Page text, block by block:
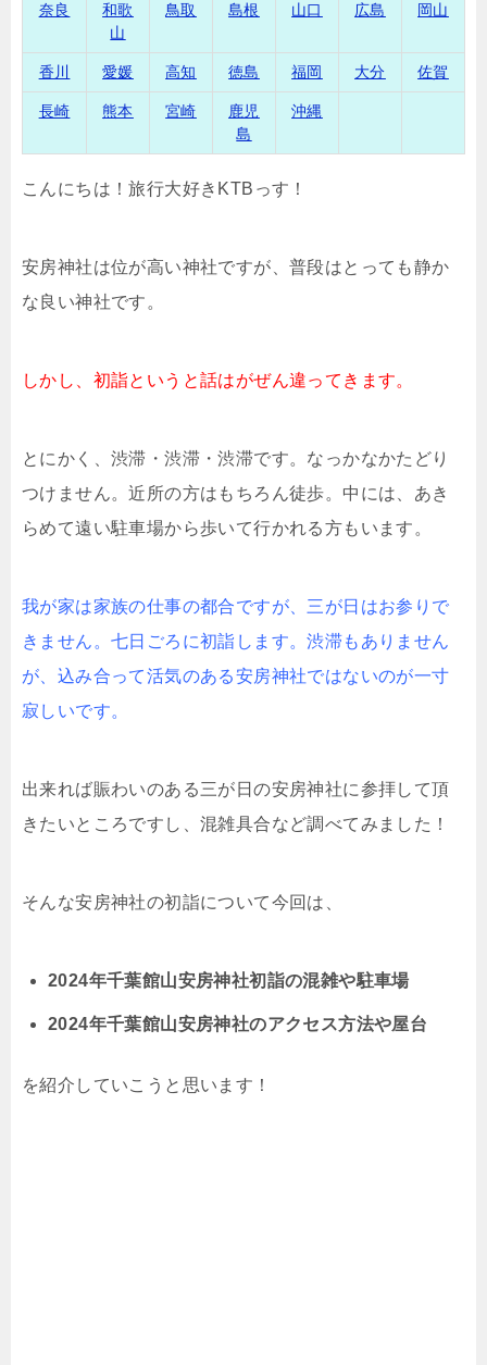
奈良
和歌
山
鳥取 島根 山口 広島 岡山
香川 愛媛 高知 徳島 福岡 大分 佐賀
長崎 熊本 宮崎
鹿児
島
沖縄
こんにちは！旅行大好きKTBっす！
安房神社は位が高い神社ですが、普段はとっても静か
な良い神社です。
しかし、初詣というと話はがぜん違ってきます。
とにかく、渋滞・渋滞・渋滞です。なっかなかたどり
つけません。近所の方はもちろん徒歩。中には、あき
らめて遠い駐車場から歩いて行かれる方もいます。
我が家は家族の仕事の都合ですが、三が日はお参りで
きません。七日ごろに初詣します。渋滞もありません
が、込み合って活気のある安房神社ではないのが一寸
寂しいです。
出来れば賑わいのある三が日の安房神社に参拝して頂
きたいところですし、混雑具合など調べてみました！
そんな安房神社の初詣について今回は、
2024年千葉館山安房神社初詣の混雑や駐車場
2024年千葉館山安房神社のアクセス方法や屋台
を紹介していこうと思います！